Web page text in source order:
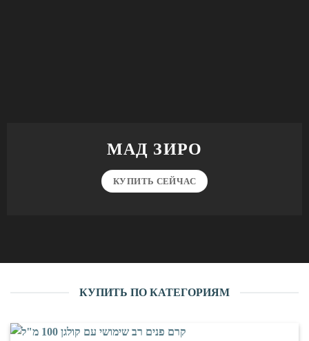
МАД ЗИРО
КУПИТЬ СЕЙЧАС
КУПИТЬ ПО КАТЕГОРИЯМ